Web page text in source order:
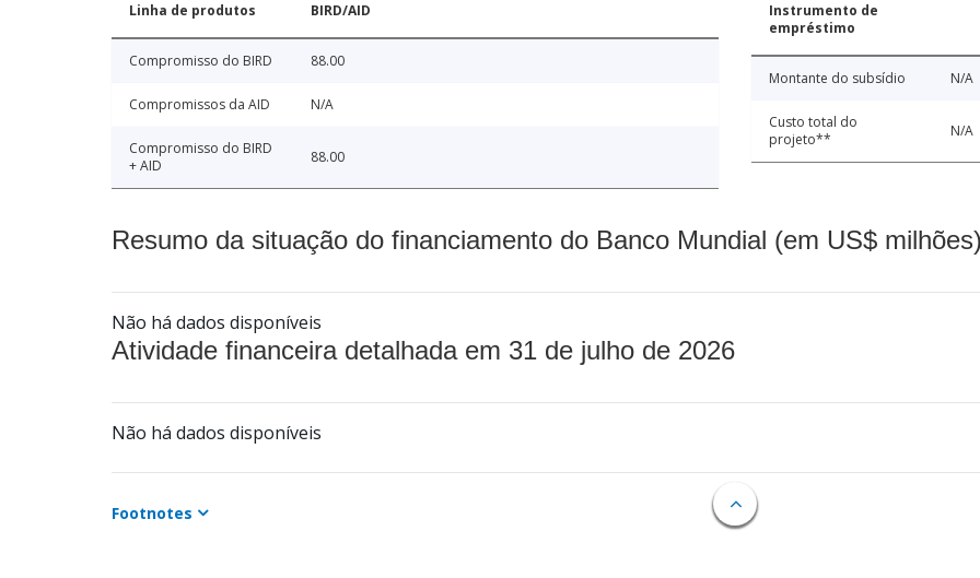
Linha de produtos BIRD/AID
Compromisso do BIRD 88.00
Compromissos da AID N/A
Compromisso do BIRD
+ AID
88.00
Instrumento de
empréstimo
Montante do subsídio N/A
Custo total do
projeto**
N/A
Resumo da situação do financiamento do Banco Mundial (em US$
Não há dados disponíveis
Atividade financeira detalhada em 31 de julho de 2026
Não há dados disponíveis
Footnotes